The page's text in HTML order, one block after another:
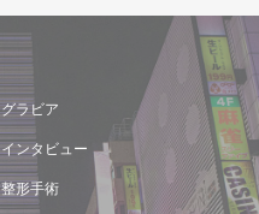
グラビア
インタビュー
整形手術